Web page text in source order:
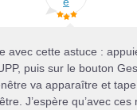
avec cette astuce :
puis sur le bouton
va apparaître et
J’espère qu’avec ces